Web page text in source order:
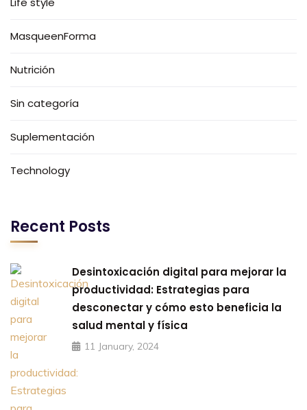
MasqueenForma
Nutrición
Sin categoría
Suplementación
Technology
Recent Posts
Desintoxicación digital para mejorar la
productividad: Estrategias para
desconectar y cómo esto beneficia la
salud mental y física
11 January, 2024